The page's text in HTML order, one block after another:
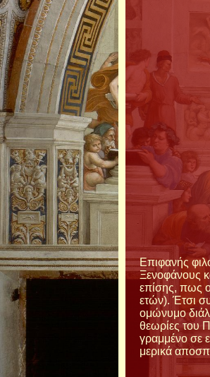
Επιφανής
Ξενοφάνους
επίσης, πως ο
ετών). Έτσι
ομώνυμο
θεωρίες του
γραμμένο σε
μερικά